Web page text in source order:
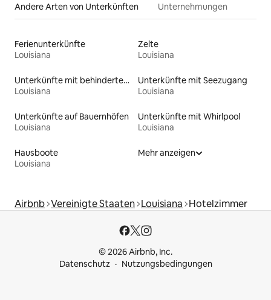
Andere Arten von Unterkünften Unternehmungen
Ferienunterkünfte
Louisiana
Zelte
Louisiana
Unterkünfte mit behindertengerechtem WC
Louisiana
Unterkünfte mit Seezugang
Louisiana
Unterkünfte auf Bauernhöfen
Louisiana
Unterkünfte mit Whirlpool
Louisiana
Hausboote
Louisiana
Mehr anzeigen
Airbnb Vereinigte Staaten Louisiana Hotelzimmer
© 2026 Airbnb, Inc.
Datenschutz
Nutzungsbedingungen